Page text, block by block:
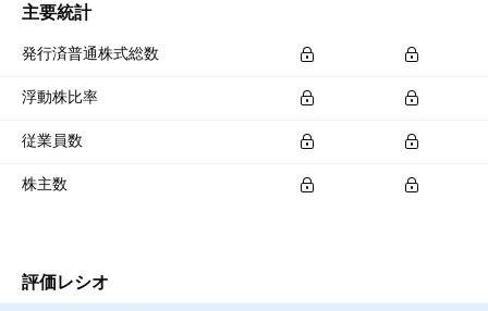
主要統計
発行済普通株式総数
浮動株比率
従業員数
株主数
評価レシオ